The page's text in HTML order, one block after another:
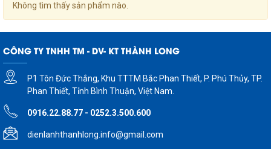
Không tìm thấy sản phẩm nào.
CÔNG TY TNHH TM - DV- KT THÀNH LONG
P1 Tôn Đức Thắng, Khu TTTM Bắc Phan Thiết, P. Phú Thủy, TP.
Phan Thiết, Tỉnh Bình Thuận, Việt Nam.
0916.22.88.77 - 0252.3.500.600
dienlanhthanhlong.info@gmail.com